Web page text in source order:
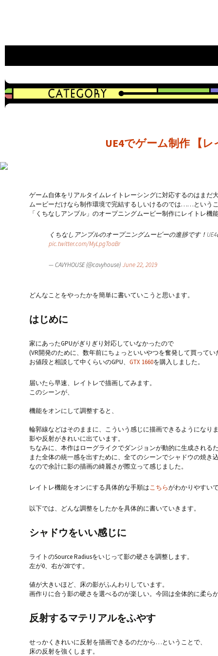
UE4でゲーム制作 【
ゲーム自体をリアルタイムレイトレーシングに対応するのはまだ
ムービーだけなら制作環境で完結するしいけるのでは……という
「くちなしアンプル」のオープニングムービー制作にレイトレ機
くちなしアンプルのオープニングムービーの進捗です！
pic.twitter.com/MyLpgToaBr
— CAVYHOUSE (@cavyhouse) June 22, 2019
どんなことをやったかを簡単に書いていこうと思います。
はじめに
家にあったGPUがぎりぎり対応していなかったので
(VR開発のために、数年前にちょっといいやつを奮発して買って
お値段と相談して中くらいのGPU、 GTX 1660を購入しました。
届いたら早速、レイトレで描画してみます。
このシーンが、
機能をオンにして調整すると、
輪郭線などはそのままに、こういう感じに描画できるようになり
影や反射がきれいに出ています。
ちなみに、本作はローグライクでダンジョンが動的に生成される
また全体の統一感を出すために、全てのシーンでシャドウの焼き
なので余計に影の描画の綺麗さが際立って感じました。
レイトレ機能をオンにする具体的な手順はこちらがわかりやすい
以下では、どんな調整をしたかを具体的に書いていきます。
シャドウをいい感じに
ライトのSource Radiusをいじって影の硬さを調整します。
左が0、右が28です。
値が大きいほど、床の影がふんわりしています。
画作りに合う影の硬さを選べるのが楽しい。今回は全体的に柔ら
反射するマテリアルをふやす
せっかくきれいに反射を描画できるのだから…ということで、
床の反射を強くします。